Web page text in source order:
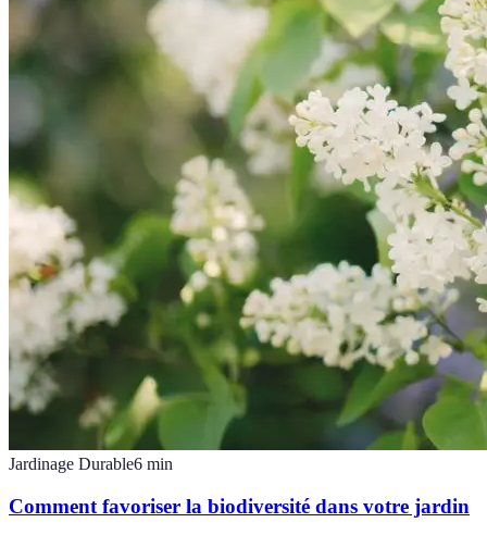
Jardinage Durable6 min
Comment favoriser la biodiversité dans votre jardin